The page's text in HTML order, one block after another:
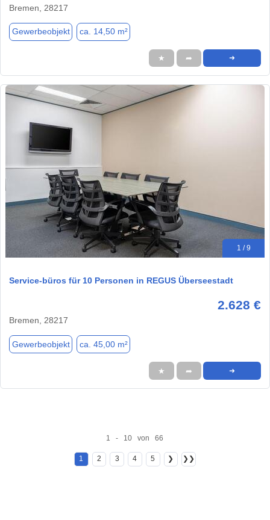
Bremen, 28217
Gewerbeobjekt ca. 14,50 m²
★ ➦ ➜
1 / 9
Service-büros für 10 Personen in REGUS Überseestadt
2.628 €
Bremen, 28217
Gewerbeobjekt ca. 45,00 m²
★ ➦ ➜
1 - 10 von 66
1 2 3 4 5 ❯ ❯❯